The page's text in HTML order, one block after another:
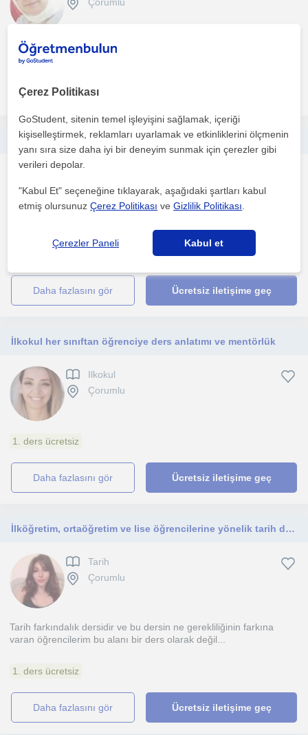
Çorumlu
1. ders ücretsiz
daha fazlasını gör
hacettepe üniversitesi matematik bölümü öğrencisi nden özel ders
Çorumlu
5 sene boyunca matematik ve geometri dersleri için özel dersi
verdim 2 sene dershanede matematik etüt öğretmeni ol...
daha fazlasını gör Ücretsiz iletişime geç
İlkokul her sınıftan öğrenciye ders anlatımı ve mentörlük
Ilkokul
Çorumlu
1. ders ücretsiz
daha fazlasını gör Ücretsiz iletişime geç
İlköğretim, ortaöğretim ve lise öğrencilerine yönelik tarih dersleri vermeye hazırım.
Tarih
Çorumlu
Tarih farkındalık dersidir ve bu dersin ne gerekliliğinin farkına
varan öğrencilerim bu alanı bir ders olarak değil...
1. ders ücretsiz
daha fazlasını gör Ücretsiz iletişime geç
Çerez Politikası
GoStudent, sitenin temel işleyişini sağlamak, içeriği
kişiselleştirmek, reklamları uyarlamak ve etkinliklerini ölçmenin
yanı sıra size daha iyi bir deneyim sunmak için çerezler gibi
verileri depolar.
"Kabul Et" seçeneğine tıklayarak, aşağıdaki şartları kabul
etmiş olursunuzÇerez Politikası veGizlilik Politikası
Çerezler Paneli Kabul et